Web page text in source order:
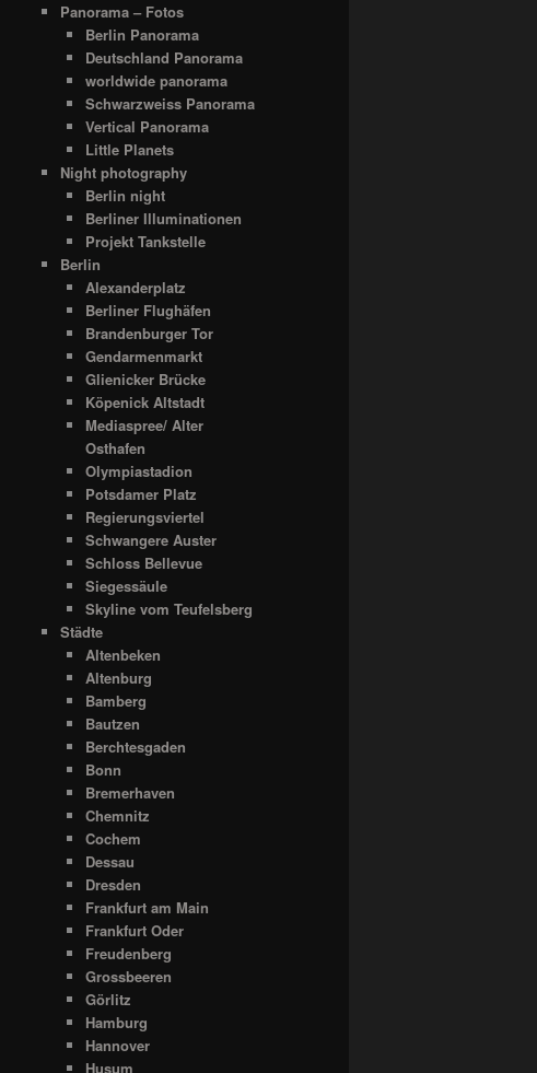
Panorama – Fotos
Berlin Panorama
Deutschland Panorama
worldwide panorama
Schwarzweiss Panorama
Vertical Panorama
Little Planets
Night photography
Berlin night
Berliner Illuminationen
Projekt Tankstelle
Berlin
Alexanderplatz
Berliner Flughäfen
Brandenburger Tor
Gendarmenmarkt
Glienicker Brücke
Köpenick Altstadt
Mediaspree/ Alter
Osthafen
Olympiastadion
Potsdamer Platz
Regierungsviertel
Schwangere Auster
Schloss Bellevue
Siegessäule
Skyline vom Teufelsberg
Städte
Altenbeken
Altenburg
Bamberg
Bautzen
Berchtesgaden
Bonn
Bremerhaven
Chemnitz
Cochem
Dessau
Dresden
Frankfurt am Main
Frankfurt Oder
Freudenberg
Grossbeeren
Görlitz
Hamburg
Hannover
Husum